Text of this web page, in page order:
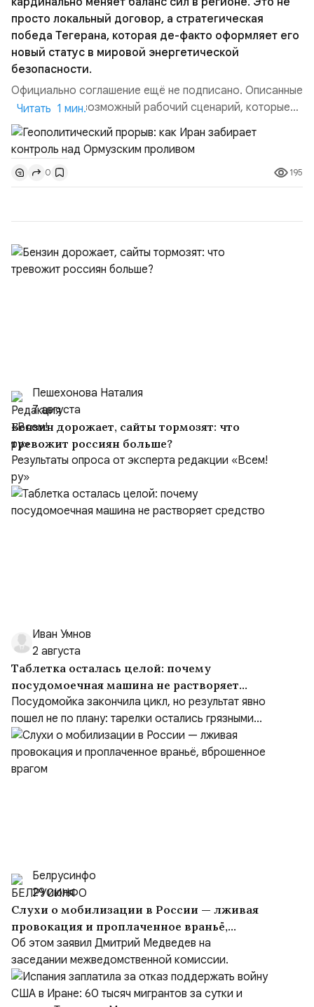
просто локальный договор, а стратегическая
победа Тегерана, которая де-факто оформляет его
новый статус в мировой энергетической
безопасности.
Официально соглашение ещё не подписано. Описанные
пункты — это возможный рабочий сценарий, которые
скорее всего будут реализованы.Разбираем ключевые
тезисы и последствия этого соглашения:. 1. Новые
доли контроля (75 на 25). Было: Ранее Иран и Оман
контролировали пролив на паритетных началах —
50/50. Стало: Новое соглашение закрепляет за
Читать 1 мин.
0 195
Пешехонова Наталия
7 августа
Бензин дорожает, сайты тормозят: что
тревожит россиян больше?
Результаты опроса от эксперта редакции «Всем!
ру»
Иван Умнов
2 августа
Таблетка осталась целой: почему
посудомоечная машина не растворяет
средство
Посудомойка закончила цикл, но результат явно
пошел не по плану: тарелки остались грязными...
Белрусинфо
29 июля
Слухи о мобилизации в России — лживая
провокация и проплаченное враньё,
вброшенное врагом
Об этом заявил Дмитрий Медведев на
заседании межведомственной комиссии.